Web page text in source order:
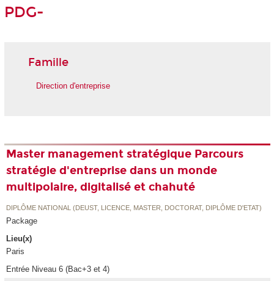
PDG-
Famille
Direction d'entreprise
Master management stratégique Parcours
stratégie d'entreprise dans un monde
multipolaire, digitalisé et chahuté
DIPLÔME NATIONAL (DEUST, LICENCE, MASTER, DOCTORAT, DIPLÔME D'ETAT)
Package
Lieu(x)
Paris
Entrée Niveau 6 (Bac+3 et 4)